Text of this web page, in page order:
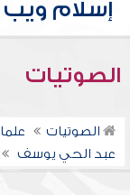
الصوتيات
الصوتيات
عبد الحي يوسف